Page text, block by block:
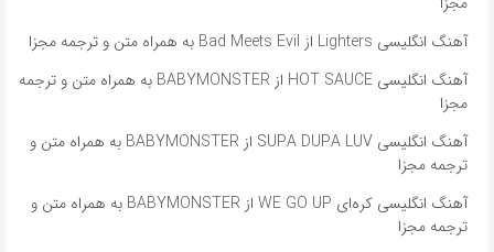
آهنگ انگلیسی Lighters از Bad Meets Evil به همراه متن و ترجمه مجزا
آهنگ انگلیسی HOT SAUCE از BABYMONSTER به همراه متن و ترجمه
مجزا
آهنگ انگلیسی SUPA DUPA LUV از BABYMONSTER به همراه متن و
ترجمه مجزا
آهنگ انگلیسی کره‌ای WE GO UP از BABYMONSTER به همراه متن و
ترجمه مجزا